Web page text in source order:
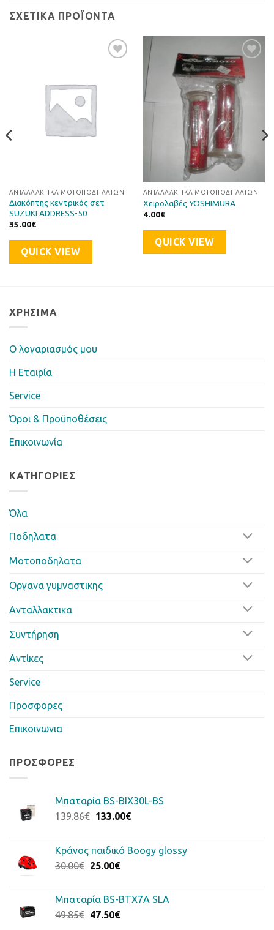
ΣΧΕΤΙΚΆ ΠΡΟΪΌΝΤΑ
Επιθυμιών
ΑΝΤΑΛΛΑΚΤΙΚΆ ΜΟΤΟΠΟΔΗΛΆΤΩΝ
Διακόπτης κεντρικός σετ
SUZUKI ADDRESS-50
35.00€
QUICK VIEW
Προσθήκη
στη Λίστα
Επιθυμιών
ΑΝΤΑΛΛΑΚΤΙΚΆ ΜΟΤΟΠΟΔΗΛΆΤΩΝ
Χειρολαβές YOSHIMURA
4.00€
QUICK VIEW
ΧΡΉΣΙΜΑ
Ο λογαριασμός μου
Η Eταιρία
Service
Όροι & Προϋποθέσεις
Επικοινωνία
ΚΑΤΗΓΟΡΊΕΣ
Όλα
Ποδηλατα
Μοτοποδηλατα
Οργανα γυμναστικης
Ανταλλακτικα
Συντήρηση
Αντίκες
Service
Προσφορες
Επικοινωνια
ΠΡΟΣΦΟΡΈΣ
Μπαταρία BS-BIX30L-BS
139.86€ Original
139.86€.
133.00€Η
είναι:
Κράνος παιδικό Boogy glossy
30.00€ Original
30.00€.
25.00€Η
είναι:
25.00€.
Μπαταρία BS-BTX7A SLA
49.85€ Original
47.50€Η